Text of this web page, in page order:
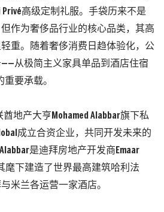
Privé高级定制礼服。手袋历来不是
作为奢侈品行业的核心品类，其高
重。随着奢侈消费日趋体验化，公
——从极简主义家具单品到酒店住宿
要承载。
酋地产大亨 Mohamed Alabbar旗下私
成立合资企业，共同开发未来的
Alabbar是迪拜房地产开发商 Emaar
麾下建造了世界最高建筑哈利法
米兰各运营一家酒店。